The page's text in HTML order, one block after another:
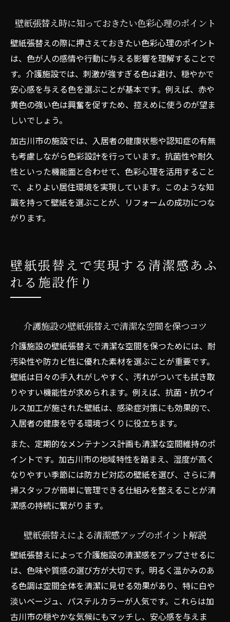
壁紙張替え時に知っておきたい色彩心理のポイント
壁紙張替えの際に押さえておきたい色彩心理のポイント
は、色が人の感情や行動に与える影響を理解することで
す。介護施設では、刺激が強すぎる色は避け、穏やかで
安心感を与える色を選ぶことが基本です。例えば、赤や
黄色の強い色は興奮を促すため、控えめに使うのが望ま
しいでしょう。
加古川市の施設では、入居者の健康状態や認知症の有無
も考慮しながら色彩設計を行っています。抗菌性や耐久
性といった機能面と合わせて、色彩心理を活用すること
で、よりよい居住環境を実現しています。このような知
識を持って壁紙を選ぶことが、リフォームの成功につな
がります。
壁紙張替えで実現する清潔感あふ
れる施設作り
介護施設の壁紙張替えで清潔な空間を保つコツ
介護施設の壁紙張替えで清潔な空間を保つためには、耐
汚染性や防カビ性に優れた素材を選ぶことが重要です。
壁紙は日々の手入れがしやすく、汚れがついても拭き取
りやすい機能性が求められます。例えば、抗菌・抗ウイ
ルス加工が施された壁紙は、感染症対策にも効果的で、
入居者の健康を守る環境づくりに役立ちます。
また、定期的なメンテナンス計画も清潔な空間維持のポ
イントです。加古川市の地域特性を踏まえ、湿度が高く
なりやすい季節には防カビ対応の壁紙を選び、さらに清
掃スタッフが簡単に管理できる仕組みを整えることが清
潔感の持続に繋がります。
壁紙張替えによる清潔感アップのポイント解説
壁紙張替えによって介護施設の清潔感をアップさせるに
は、色味や質感の選び方が大切です。明るく温かみのあ
る色調は空間全体を清潔に見せる効果があり、特に白や
淡いベージュ、パステルカラーが人気です。これらは加
古川市の穏やかな気候にもマッチし、安心感を与えま